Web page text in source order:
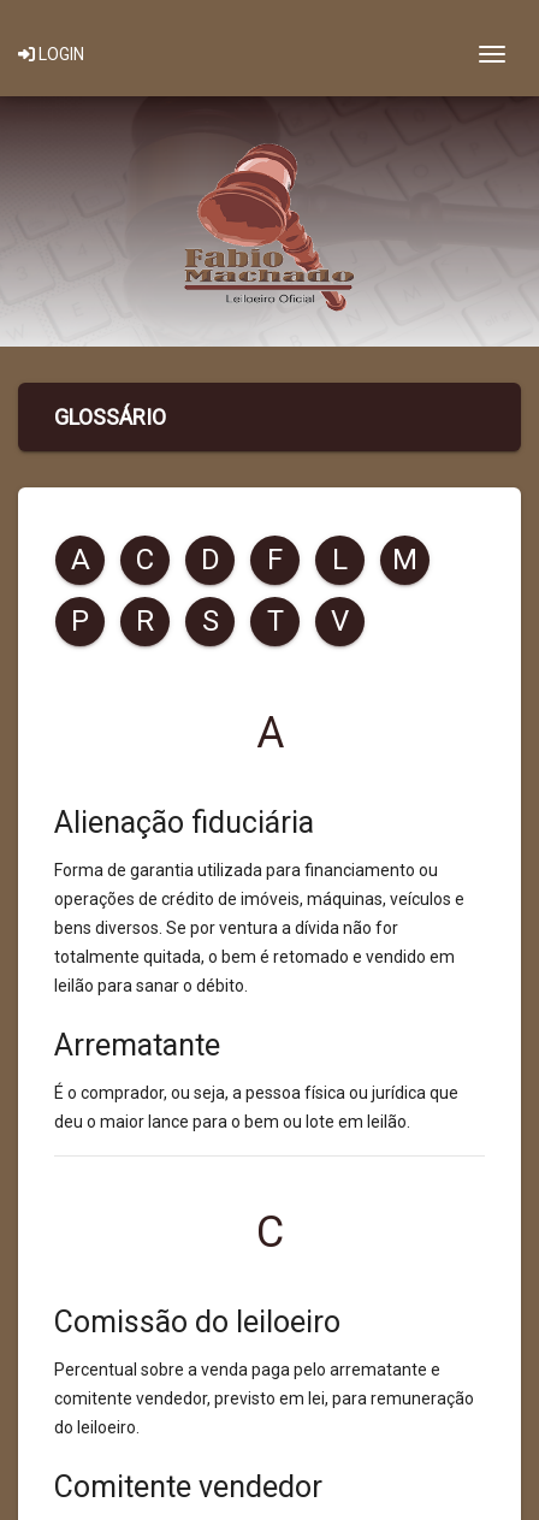
LOGIN
GLOSSÁRIO
A C D F L
M
P
R S T V
A
Alienação fiduciária
Forma de garantia utilizada para financiamento ou
operações de crédito de imóveis, máquinas, veículos e
bens diversos. Se por ventura a dívida não for
totalmente quitada, o bem é retomado e vendido em
leilão para sanar o débito.
Arrematante
É o comprador, ou seja, a pessoa física ou jurídica que
deu o maior lance para o bem ou lote em leilão.
C
Comissão do leiloeiro
Percentual sobre a venda paga pelo arrematante e
comitente vendedor, previsto em lei, para remuneração
do leiloeiro.
Comitente vendedor